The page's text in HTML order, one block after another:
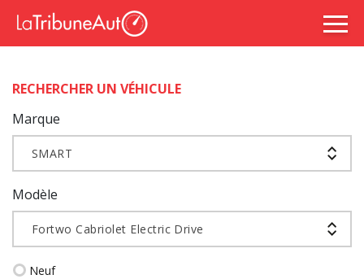
RECHERCHER UN VÉHICULE
Marque
SMART
Modèle
Fortwo Cabriolet Electric Drive
Neuf